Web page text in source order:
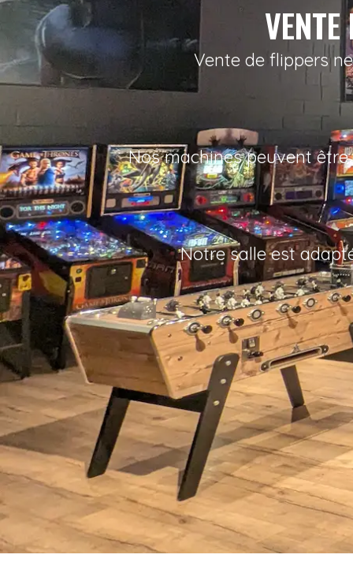
Vente de flippers
Nos machines peuvent
Notre salle est